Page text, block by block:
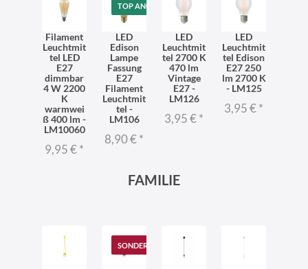
Filament
Leuchtmit
tel LED
E27
dimmbar
4 W 2200
K
warmwei
ß 400 lm -
LM10060
9,95 €*
TOP ANGEBOT
LED
Edison
Lampe
Fassung
E27
Filament
Leuchtmit
tel -
LM106
8,90 €*
LED
Leuchtmit
tel 2700 K
470 lm
Vintage
E27 -
LM126
3,95 €*
LED
Leuchtmit
tel Edison
E27 250
lm 2700 K
- LM125
3,95 €*
FAMILIE
SONDERANGEBOT